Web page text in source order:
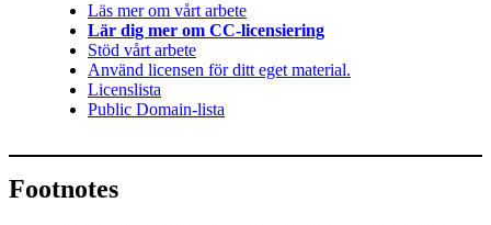
Läs mer om vårt arbete
Lär dig mer om CC-licensiering
Stöd vårt arbete
Använd licensen för ditt eget material.
Licenslista
Public Domain-lista
Footnotes